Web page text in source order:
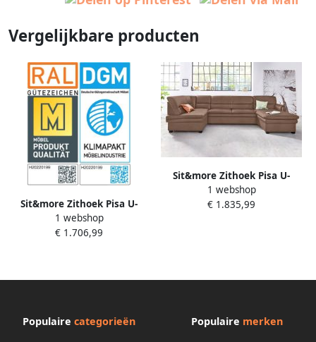
Vergelijkbare producten
Sit&more Zithoek Pisa U-
vorm met binnenvering naar
keuze met slaapfunctie
1 webshop
€ 1.706,99
Sit&more Zithoek Pisa U-
vorm met binnenvering naar
keuze met slaapfunctie
1 webshop
€ 1.835,99
Populaire categorieën Populaire merken